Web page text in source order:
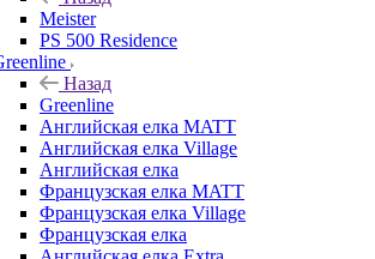
Meister
PS 500 Residence
Назад
Greenline
Английская елка MATT
Английская елка Village
Английская елка
Французская елка MATT
Французская елка Village
Французская елка